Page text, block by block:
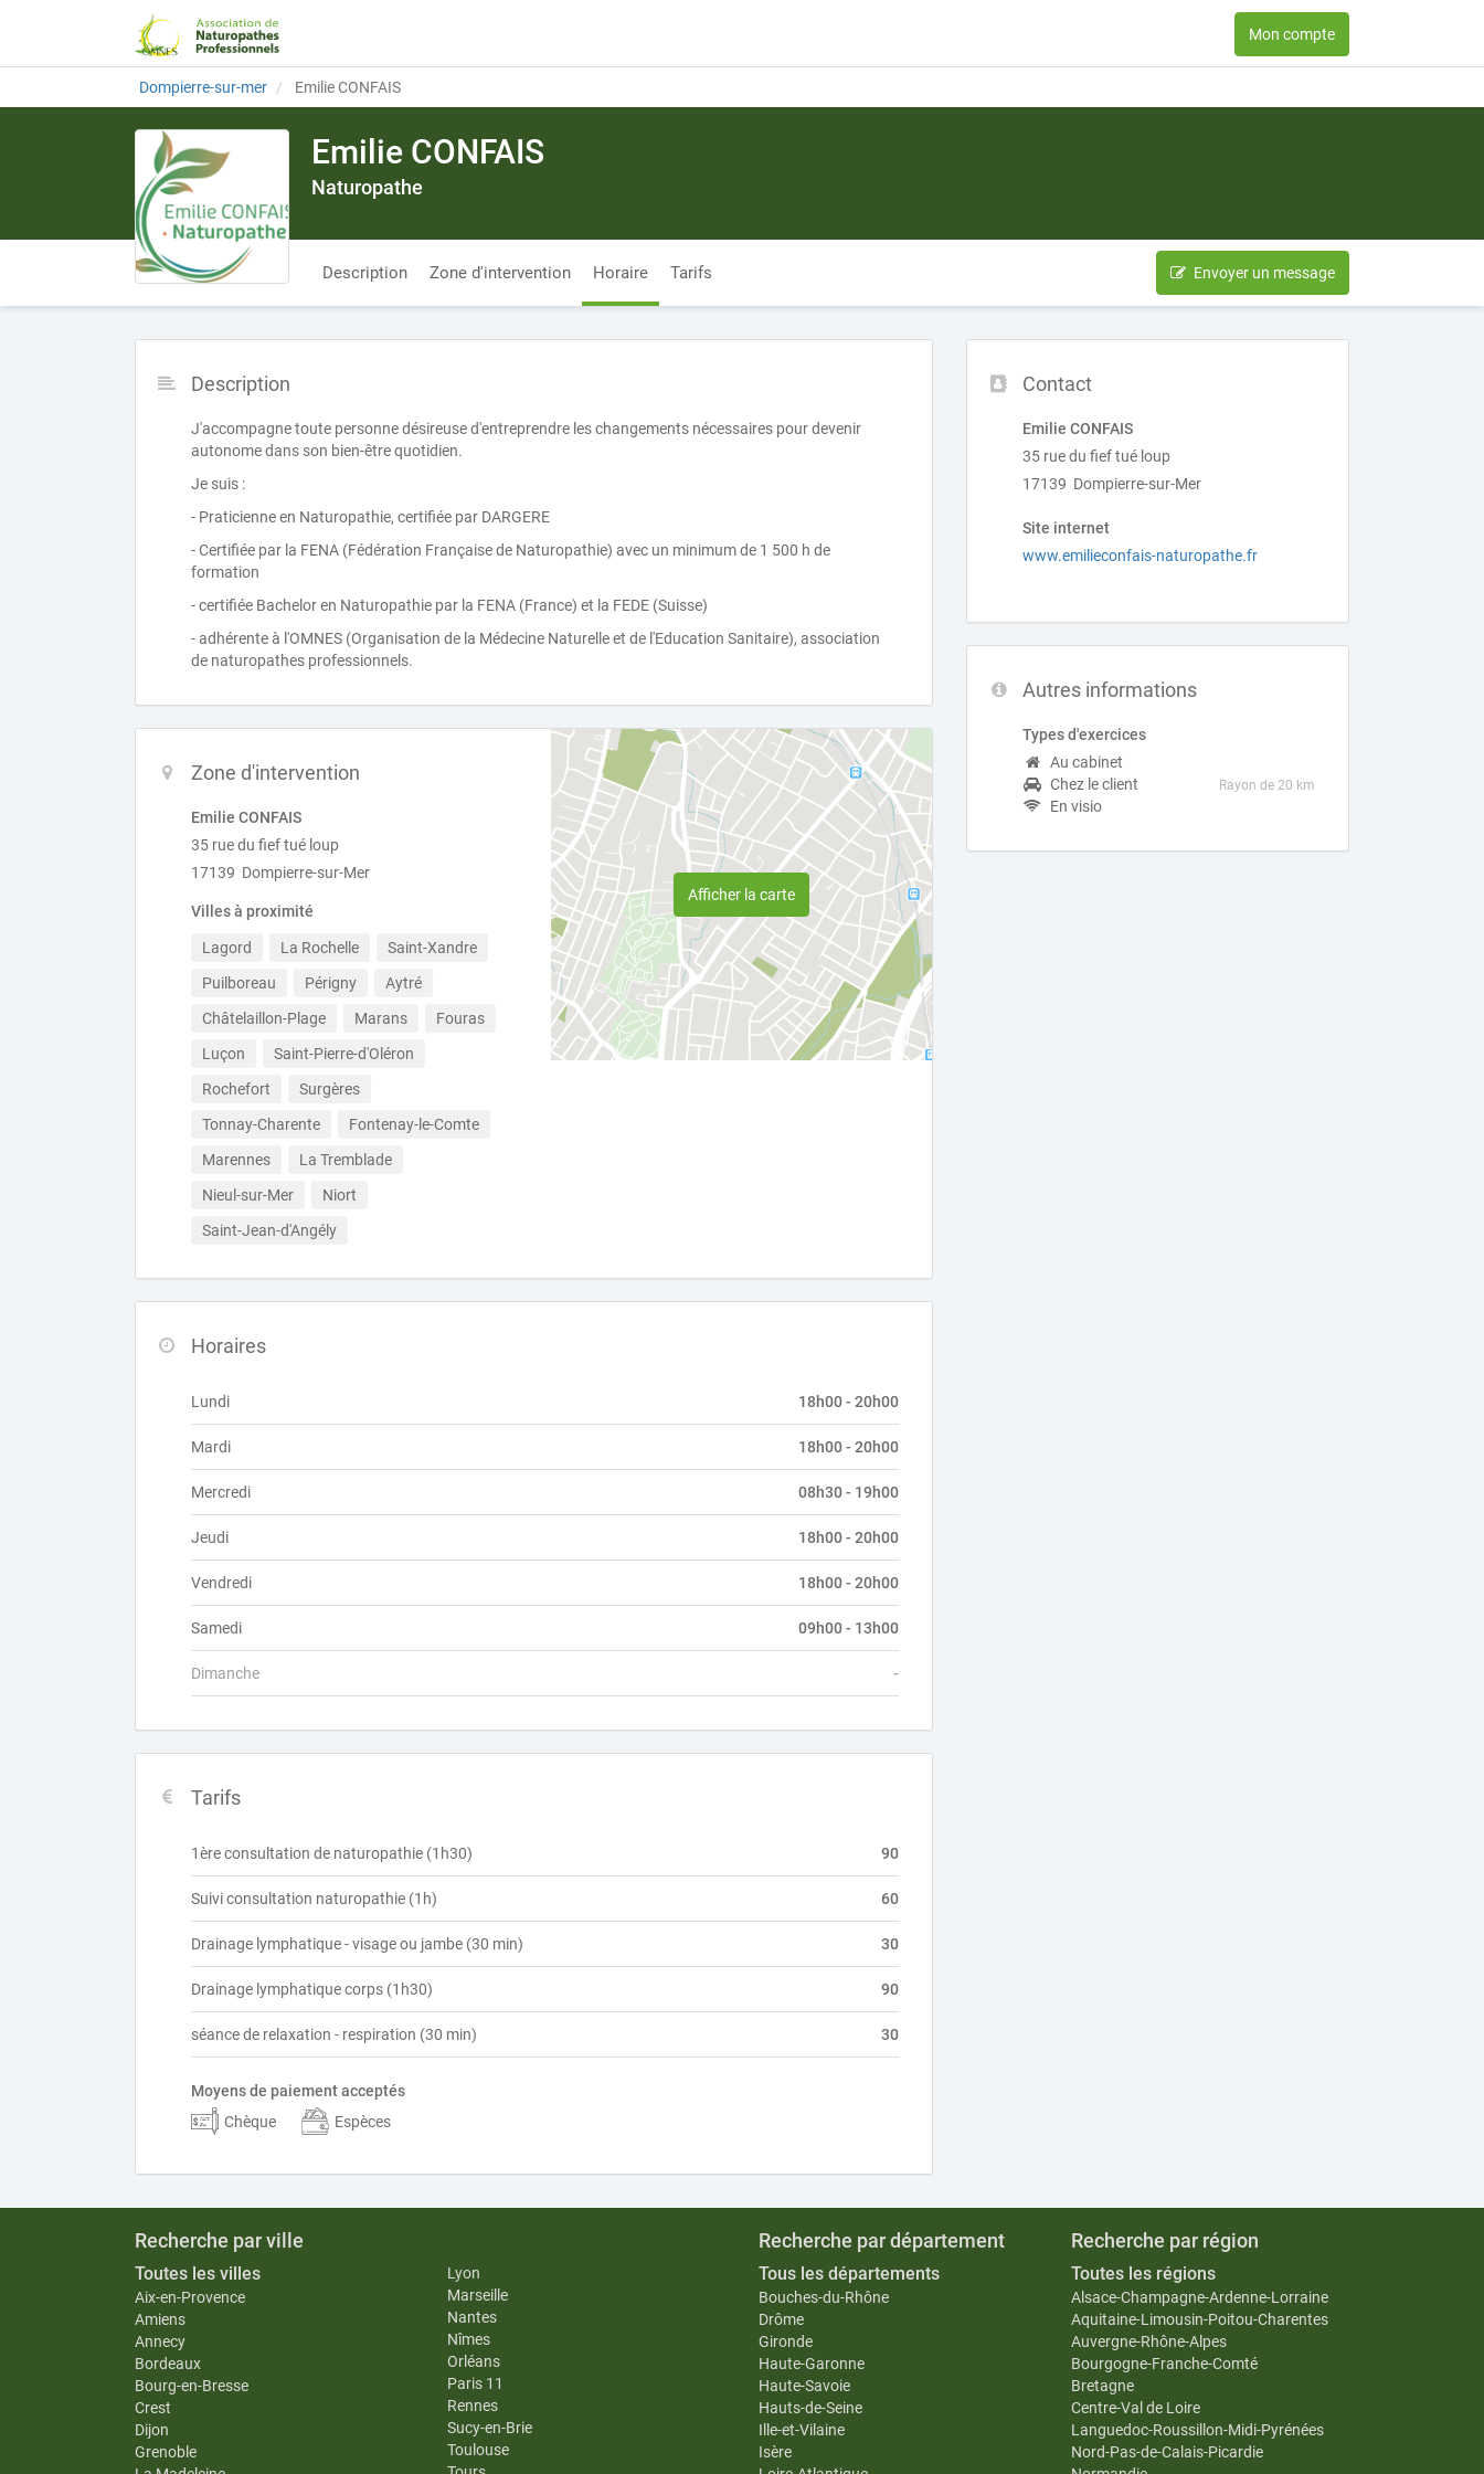
Mon compte
Dompierre-sur-mer Emilie CONFAIS
Emilie CONFAIS
Naturopathe
Description Zone d'intervention Horaire Tarifs Envoyer un message
Contact
Emilie CONFAIS
35 rue du fief tué loup
17139 Dompierre-sur-Mer
Site internet
www.emilieconfais-naturopathe.fr
Autres informations
Types d'exercices
Au cabinet
Chez le client
Rayon de 20 km
En visio
Description
J'accompagne toute personne désireuse d'entreprendre les changements nécessaires pour devenir
autonome dans son bien-être quotidien.
Je suis :
- Praticienne en Naturopathie, certifiée par DARGERE
- Certifiée par la FENA (Fédération Française de Naturopathie) avec un minimum de 1 500 h de
formation
- certifiée Bachelor en Naturopathie par la FENA (France) et la FEDE (Suisse)
- adhérente à l'OMNES (Organisation de la Médecine Naturelle et de l'Education Sanitaire), association
de naturopathes professionnels.
Zone d'intervention
Emilie CONFAIS
35 rue du fief tué loup
17139 Dompierre-sur-Mer
Villes à proximité
Lagord La Rochelle
Saint-Xandre
Puilboreau
Périgny
Aytré
Châtelaillon-Plage
Marans
Fouras
Luçon
Saint-Pierre-d'Oléron
Rochefort
Surgères
Tonnay-Charente
Fontenay-le-Comte
Marennes
La Tremblade
Nieul-sur-Mer
Niort
Saint-Jean-d'Angély
Afficher la carte
Horaires
Lundi 18h00 - 20h00
Mardi 18h00 - 20h00
Mercredi 08h30 - 19h00
Jeudi 18h00 - 20h00
Vendredi 18h00 - 20h00
Samedi 09h00 - 13h00
Dimanche -
Tarifs
1ère consultation de naturopathie (1h30) 90
Suivi consultation naturopathie (1h) 60
Drainage lymphatique - visage ou jambe (30 min) 30
Drainage lymphatique corps (1h30) 90
séance de relaxation - respiration (30 min) 30
Moyens de paiement acceptés
Chèque
Espèces
Recherche par ville
Toutes les villes
Aix-en-Provence
Amiens
Annecy
Bordeaux
Bourg-en-Bresse
Crest
Dijon
Grenoble
Lyon
Marseille
Nantes
Nîmes
Orléans
Paris 11
Rennes
Sucy-en-Brie
Toulouse
Recherche par département
Tous les départements
Bouches-du-Rhône
Drôme
Gironde
Haute-Garonne
Haute-Savoie
Hauts-de-Seine
Ille-et-Vilaine
Isère
Recherche par région
Toutes les régions
Alsace-Champagne-Ardenne-Lorraine
Aquitaine-Limousin-Poitou-Charentes
Auvergne-Rhône-Alpes
Bourgogne-Franche-Comté
Bretagne
Centre-Val de Loire
Languedoc-Roussillon-Midi-Pyrénées
Nord-Pas-de-Calais-Picardie